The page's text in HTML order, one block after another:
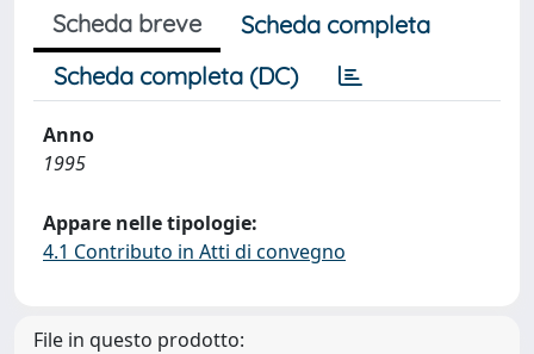
Scheda breve
Scheda completa
Scheda completa (DC)
Anno
1995
Appare nelle tipologie:
4.1 Contributo in Atti di convegno
File in questo prodotto: